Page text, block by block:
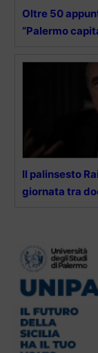
Oltre 50
“Palermo
Il palinsesto
giornata tra